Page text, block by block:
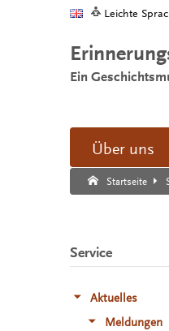
Leichte
Ein
Über uns
Startseite
Suche:
Suche Ende.
Service
Aktuelles
Meldungen